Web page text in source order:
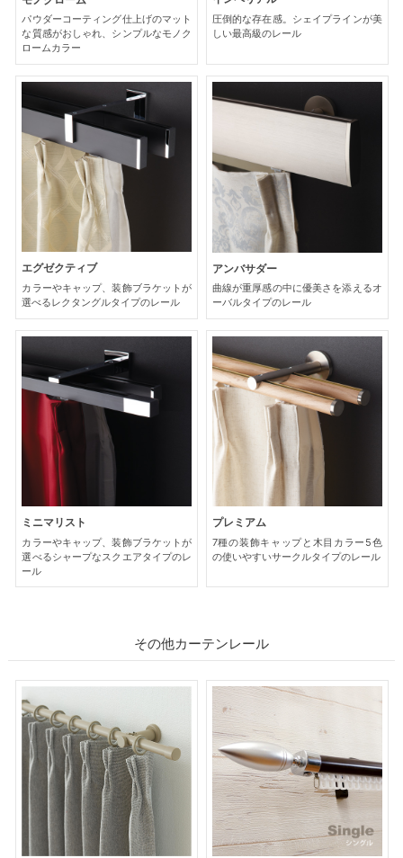
パウダーコーティング仕上げのマット
な質感がおしゃれ、シンプルなモノク
ロームカラー
圧倒的な存在感。シェイプラインが美
しい最高級のレール
エグゼクティブ
カラーやキャップ、装飾ブラケットが
選べるレクタングルタイプのレール
アンバサダー
曲線が重厚感の中に優美さを添えるオ
ーバルタイプのレール
ミニマリスト
カラーやキャップ、装飾ブラケットが
選べるシャープなスクエアタイプのレ
ール
プレミアム
7種の装飾キャップと木目カラー5色
の使いやすいサークルタイプのレール
その他カーテンレール